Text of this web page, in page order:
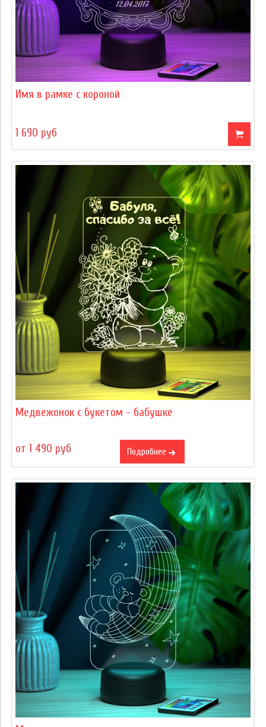
Имя в рамке с короной
1 690 руб
Медвежонок с букетом - бабушке
от 1 490 руб Подробнее